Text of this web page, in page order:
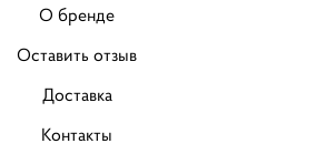
О бренде
Оставить отзыв
Доставка
Контакты